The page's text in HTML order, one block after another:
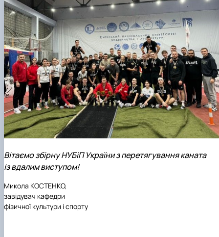
Вітаємо збірну НУБіП України з перетягування каната
із вдалим виступом!
Микола КОСТЕНКО,
завідувач кафедри
фізичної культури і спорту